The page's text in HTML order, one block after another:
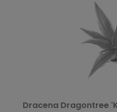
Dracena Dragontree